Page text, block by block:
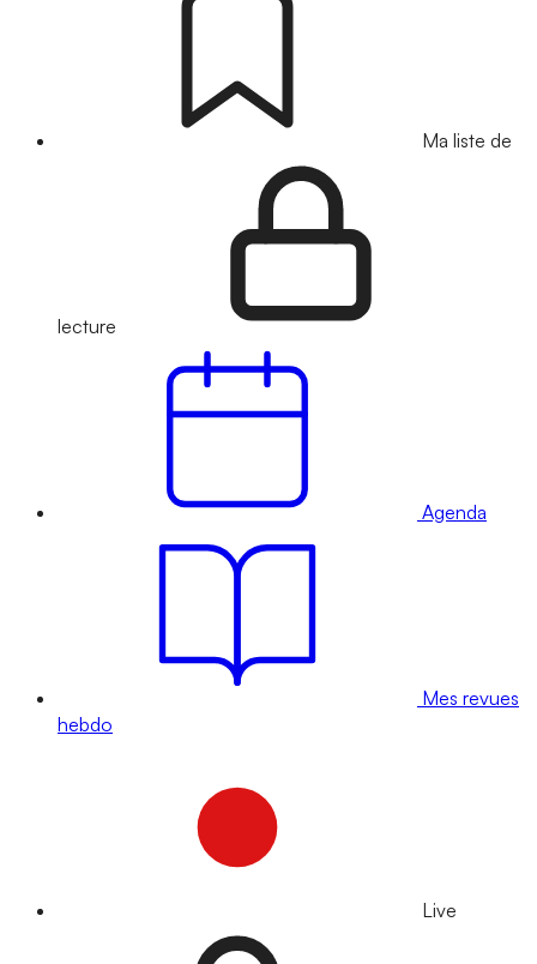
Ma liste de
lecture
Agenda
Mes revues
hebdo
Live